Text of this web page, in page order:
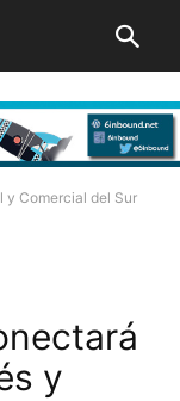
y Comercial del Sur
y